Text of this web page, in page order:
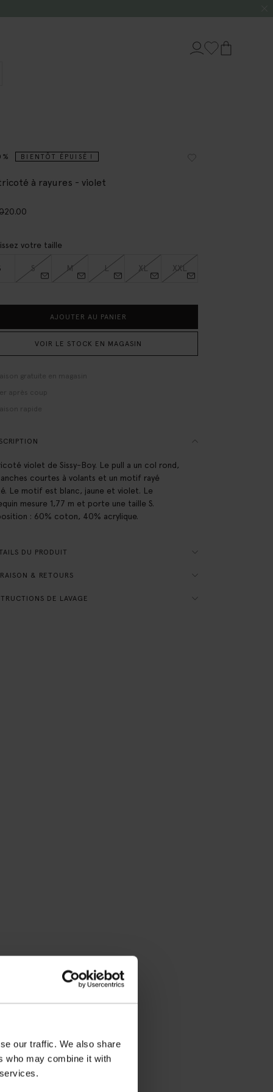
our traffic. We also share
who may combine it with
BIENTÔT ÉPUISÉ !
à rayures - violet
20.00
votre taille
S M L XL XXL
AJOUTER AU PANIER
VOIR LE STOCK EN MAGASIN
gratuite en magasin
après coup
rapide
violet de Sissy-Boy. Le pull a un col rond,
courtes à volants et un motif rayé
Le motif est blanc, jaune et violet. Le
mesure 1,77 m et porte une taille S.
: 60% coton, 40% acrylique.
DU PRODUIT
& RETOURS
DE LAVAGE